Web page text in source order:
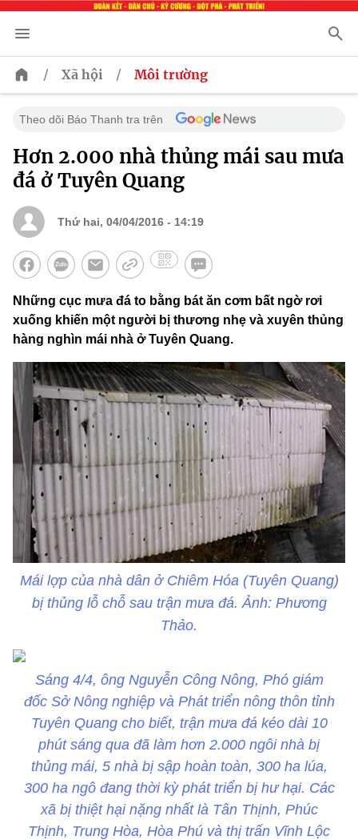
/ Xã hội / Môi trường
Theo dõi Báo Thanh tra trên
Hơn 2.000 nhà thủng mái sau mưa
đá ở Tuyên Quang
Thứ hai, 04/04/2016 - 14:19
Những cục mưa đá to bằng bát ăn cơm bất ngờ rơi
xuống khiến một người bị thương nhẹ và xuyên thủng
hàng nghìn mái nhà ở Tuyên Quang.
Mái lợp của nhà dân ở Chiêm Hóa (Tuyên Quang)
bị thủng lỗ chỗ sau trận mưa đá. Ảnh: Phương
Thảo.
Sáng 4/4, ông Nguyễn Công Nông, Phó giám
đốc Sở Nông nghiệp và Phát triển nông thôn tỉnh
Tuyên Quang cho biết, trận mưa đá kéo dài 10
phút sáng qua đã làm hơn 2.000 ngôi nhà bị
thủng mái, 5 nhà bị sập hoàn toàn, 300 ha lúa,
300 ha ngô đang thời kỳ phát triển bị hư hại. Các
xã bị thiệt hại nặng nhất là Tân Thịnh, Phúc
Thịnh, Trung Hòa, Hòa Phú và thị trấn Vĩnh Lộc